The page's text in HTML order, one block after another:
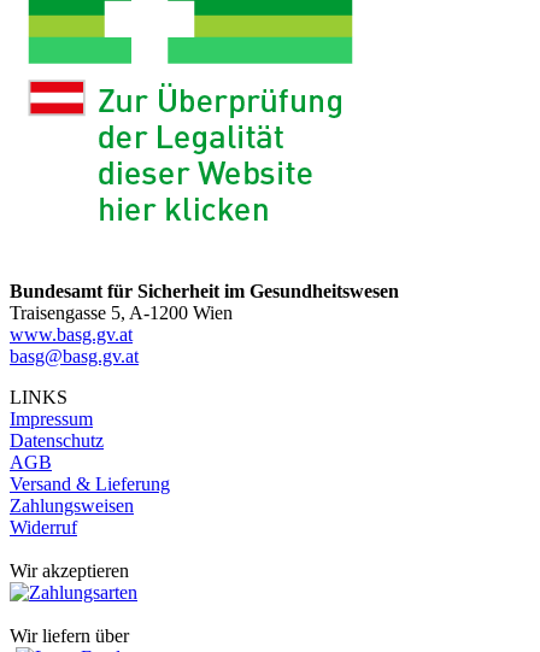
Bundesamt für Sicherheit im Gesundheitswesen
Traisengasse 5, A-1200 Wien
www.basg.gv.at
basg@basg.gv.at
LINKS
Impressum
Datenschutz
AGB
Versand & Lieferung
Zahlungsweisen
Widerruf
Wir akzeptieren
Wir liefern über